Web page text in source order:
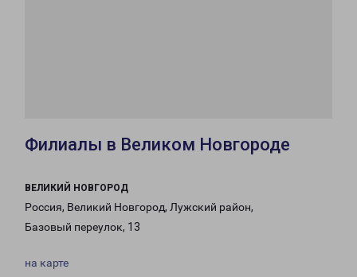
Филиалы в Великом Новгороде
ВЕЛИКИЙ НОВГОРОД
Россия, Великий Новгород, Лужский район,
Базовый переулок, 13
на карте